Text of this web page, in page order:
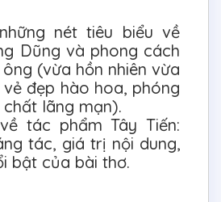
nét tiêu biểu về
Dũng và phong cách
(vừa hồn nhiên vừa
đẹp hào hoa, phóng
lãng mạn).
tác phẩm Tây Tiến:
tác, giá trị nội dung,
bật của bài thơ.